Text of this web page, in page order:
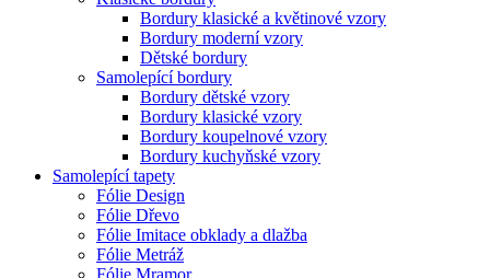
Bordury klasické a květinové vzory
Bordury moderní vzory
Dětské bordury
Samolepící bordury
Bordury dětské vzory
Bordury klasické vzory
Bordury koupelnové vzory
Bordury kuchyňské vzory
Samolepící tapety
Fólie Design
Fólie Dřevo
Fólie Imitace obklady a dlažba
Fólie Metráž
Fólie Mramor